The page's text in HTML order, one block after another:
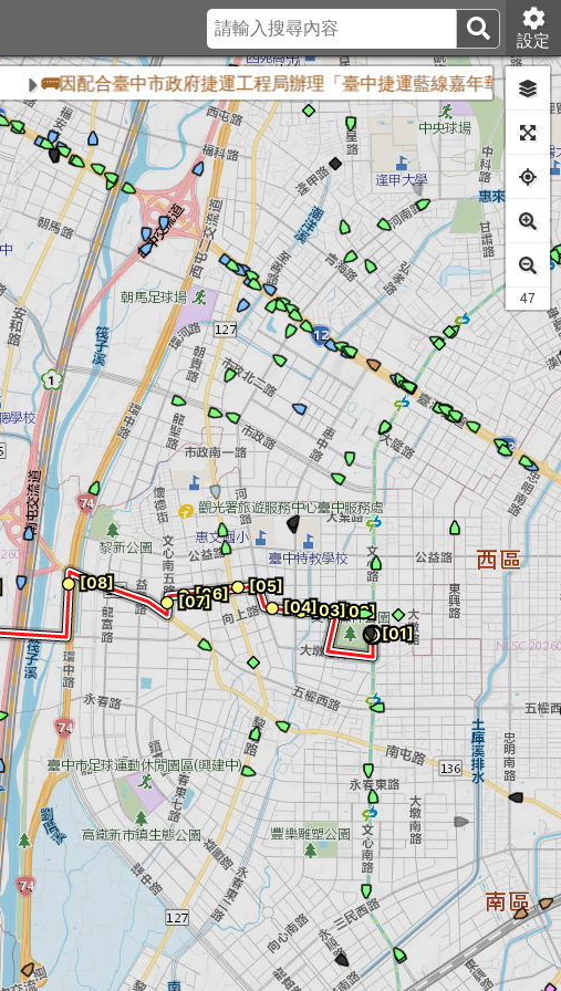
設定
🚌因配合臺中市政府捷運工程局辦理「臺中捷運藍線嘉年華健走活動
48